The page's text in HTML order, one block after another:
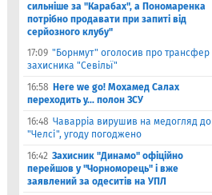
сильніше за "Карабах", а Пономаренка
потрібно продавати при запиті від
серйозного клубу"
17:09 "Борнмут" оголосив про трансфер
захисника "Севільї"
16:58 Here we go! Мохамед Салах
переходить у... полон ЗСУ
16:48 Чаварріа вирушив на медогляд до
"Челсі", угоду погоджено
16:42 Захисник "Динамо" офіційно
перейшов у "Чорноморець" і вже
заявлений за одеситів на УПЛ